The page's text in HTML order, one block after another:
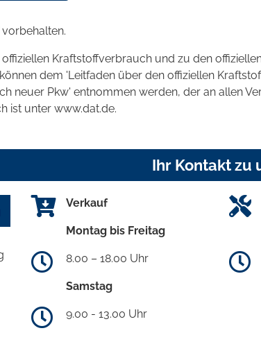
Kraftstoffverbrauch und zu den
dem 'Leitfaden über den offiziellen
neuer Pkw' entnommen werden, der an allen
ist unter www.dat.de.
Ihr Kontakt zu
Verkauf
Montag bis Freitag
8.00 – 18.00 Uhr
Samstag
9.00 - 13.00 Uhr